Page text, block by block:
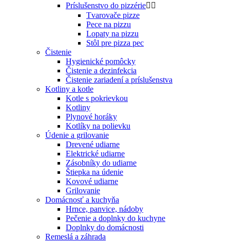
Príslušenstvo do pizzérie 
Tvarovače pizze
Pece na pizzu
Lopaty na pizzu
Stôl pre pizza pec
Čistenie
Hygienické pomôcky
Čistenie a dezinfekcia
Čistenie zariadení a príslušenstva
Kotliny a kotle
Kotle s pokrievkou
Kotliny
Plynové horáky
Kotlíky na polievku
Údenie a grilovanie
Drevené udiarne
Elektrické udiarne
Zásobníky do udiarne
Štiepka na údenie
Kovové udiarne
Grilovanie
Domácnosť a kuchyňa
Hrnce, panvice, nádoby
Pečenie a doplnky do kuchyne
Doplnky do domácnosti
Remeslá a záhrada